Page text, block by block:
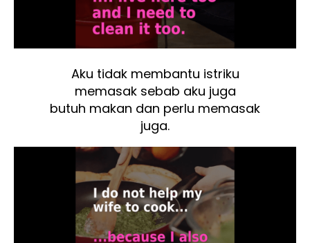
Aku tidak membantu istriku
memasak sebab aku juga
butuh makan dan perlu memasak
juga.